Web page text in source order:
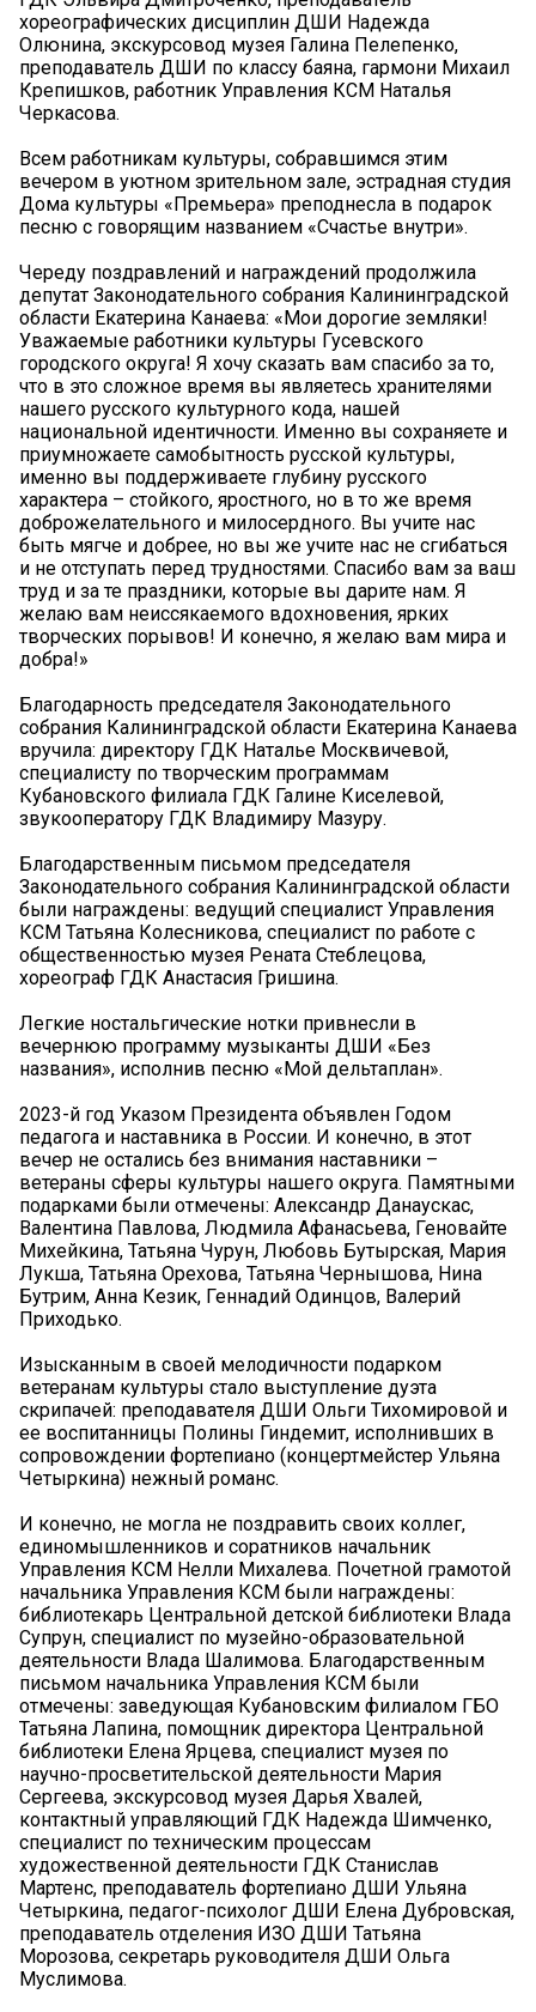
хореографических дисциплин ДШИ Надежда
Олюнина, экскурсовод музея Галина Пелепенко,
преподаватель ДШИ по классу баяна, гармони Михаил
Крепишков, работник Управления КСМ Наталья
Черкасова.
Всем работникам культуры, собравшимся этим
вечером в уютном зрительном зале, эстрадная студия
Дома культуры «Премьера» преподнесла в подарок
песню с говорящим названием «Счастье внутри».
Череду поздравлений и награждений продолжила
депутат Законодательного собрания Калининградской
области Екатерина Канаева: «Мои дорогие земляки!
Уважаемые работники культуры Гусевского
городского округа! Я хочу сказать вам спасибо за то,
что в это сложное время вы являетесь хранителями
нашего русского культурного кода, нашей
национальной идентичности. Именно вы сохраняете и
приумножаете самобытность русской культуры,
именно вы поддерживаете глубину русского
характера – стойкого, яростного, но в то же время
доброжелательного и милосердного. Вы учите нас
быть мягче и добрее, но вы же учите нас не сгибаться
и не отступать перед трудностями. Спасибо вам за ваш
труд и за те праздники, которые вы дарите нам. Я
желаю вам неиссякаемого вдохновения, ярких
творческих порывов! И конечно, я желаю вам мира и
добра!»
Благодарность председателя Законодательного
собрания Калининградской области Екатерина Канаева
вручила: директору ГДК Наталье Москвичевой,
специалисту по творческим программам
Кубановского филиала ГДК Галине Киселевой,
звукооператору ГДК Владимиру Мазуру.
Благодарственным письмом председателя
Законодательного собрания Калининградской области
были награждены: ведущий специалист Управления
КСМ Татьяна Колесникова, специалист по работе с
общественностью музея Рената Стеблецова,
хореограф ГДК Анастасия Гришина.
Легкие ностальгические нотки привнесли в
вечернюю программу музыканты ДШИ «Без
названия», исполнив песню «Мой дельтаплан».
2023-й год Указом Президента объявлен Годом
педагога и наставника в России. И конечно, в этот
вечер не остались без внимания наставники –
ветераны сферы культуры нашего округа. Памятными
подарками были отмечены: Александр Данаускас,
Валентина Павлова, Людмила Афанасьева, Геновайте
Михейкина, Татьяна Чурун, Любовь Бутырская, Мария
Лукша, Татьяна Орехова, Татьяна Чернышова, Нина
Бутрим, Анна Кезик, Геннадий Одинцов, Валерий
Приходько.
Изысканным в своей мелодичности подарком
ветеранам культуры стало выступление дуэта
скрипачей: преподавателя ДШИ Ольги Тихомировой и
ее воспитанницы Полины Гиндемит, исполнивших в
сопровождении фортепиано (концертмейстер Ульяна
Четыркина) нежный романс.
И конечно, не могла не поздравить своих коллег,
единомышленников и соратников начальник
Управления КСМ Нелли Михалева. Почетной грамотой
начальника Управления КСМ были награждены:
библиотекарь Центральной детской библиотеки Влада
Супрун, специалист по музейно-образовательной
деятельности Влада Шалимова. Благодарственным
письмом начальника Управления КСМ были
отмечены: заведующая Кубановским филиалом ГБО
Татьяна Лапина, помощник директора Центральной
библиотеки Елена Ярцева, специалист музея по
научно-просветительской деятельности Мария
Сергеева, экскурсовод музея Дарья Хвалей,
контактный управляющий ГДК Надежда Шимченко,
специалист по техническим процессам
художественной деятельности ГДК Станислав
Мартенс, преподаватель фортепиано ДШИ Ульяна
Четыркина, педагог-психолог ДШИ Елена Дубровская,
преподаватель отделения ИЗО ДШИ Татьяна
Морозова, секретарь руководителя ДШИ Ольга
Муслимова.